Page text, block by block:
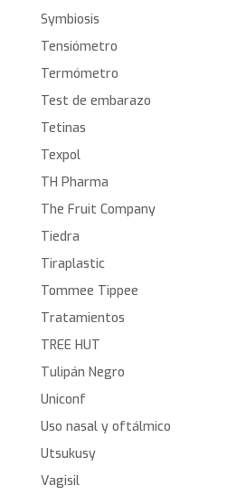
Symbiosis
Tensiómetro
Termómetro
Test de embarazo
Tetinas
Texpol
TH Pharma
The Fruit Company
Tiedra
Tiraplastic
Tommee Tippee
Tratamientos
TREE HUT
Tulipán Negro
Uniconf
Uso nasal y oftálmico
Utsukusy
Vagisil